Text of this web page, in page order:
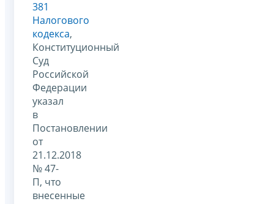
381
Налогового
кодекса,
Конституционный
Суд
Российской
Федерации
указал
в
Постановлении
от
21.12.2018
№ 47-
П, что
внесенные